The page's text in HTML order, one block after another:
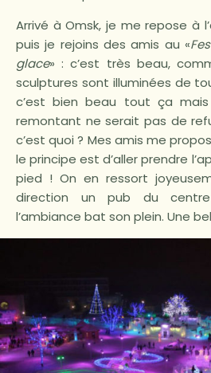
Arrivé à Omsk, je me repose à
puis je rejoins des amis au «
glace» : c’est très beau,
sculptures sont illuminées de
c’est bien beau tout ça
remontant ne serait pas de
c’est quoi ? Mes amis me
le principe est d’aller prendre
pied ! On en ressort
direction un pub du
l’ambiance bat son plein. Une